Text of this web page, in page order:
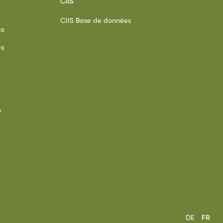
CIIS Base de données
DE FR